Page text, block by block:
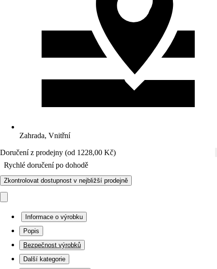
Zahrada, Vnitřní
Doručení z prodejny (od 1228,00 Kč)
Rychlé doručení po dohodě
Zkontrolovat dostupnost v nejbližší prodejně
Informace o výrobku
Popis
Bezpečnost výrobků
Další kategorie